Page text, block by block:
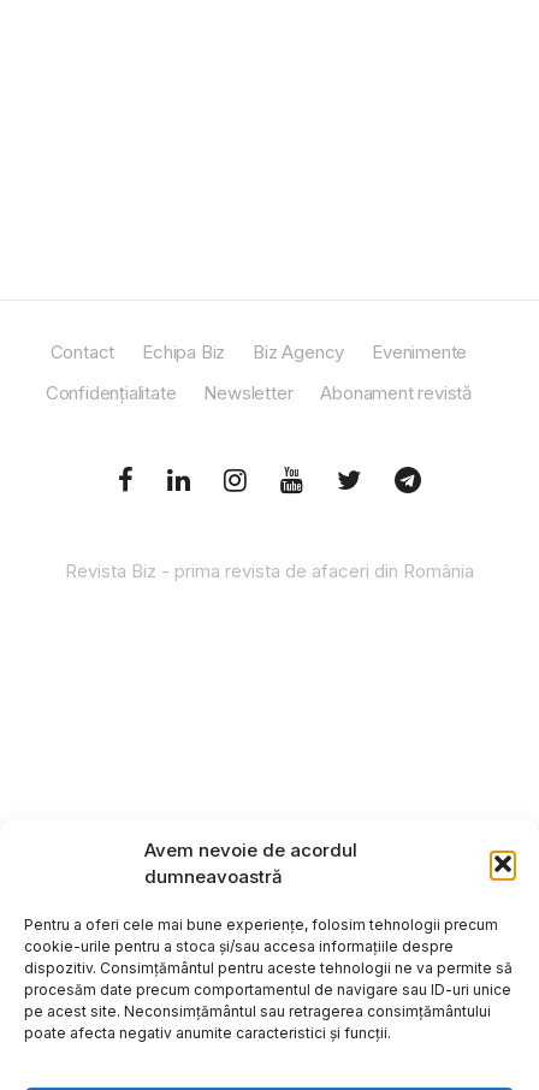
Avem nevoie de acordul
dumneavoastră
Pentru a oferi cele mai bune experiențe, folosim tehnologii precum
cookie-urile pentru a stoca și/sau accesa informațiile despre
dispozitiv. Consimțământul pentru aceste tehnologii ne va permite să
procesăm date precum comportamentul de navigare sau ID-uri unice
pe acest site. Neconsimțământul sau retragerea consimțământului
poate afecta negativ anumite caracteristici și funcții.
Contact Echipa Biz Biz Agency
Evenimente
Confidențialitate
Newsletter Abonament revistă
Revista Biz - prima revista de afaceri din România